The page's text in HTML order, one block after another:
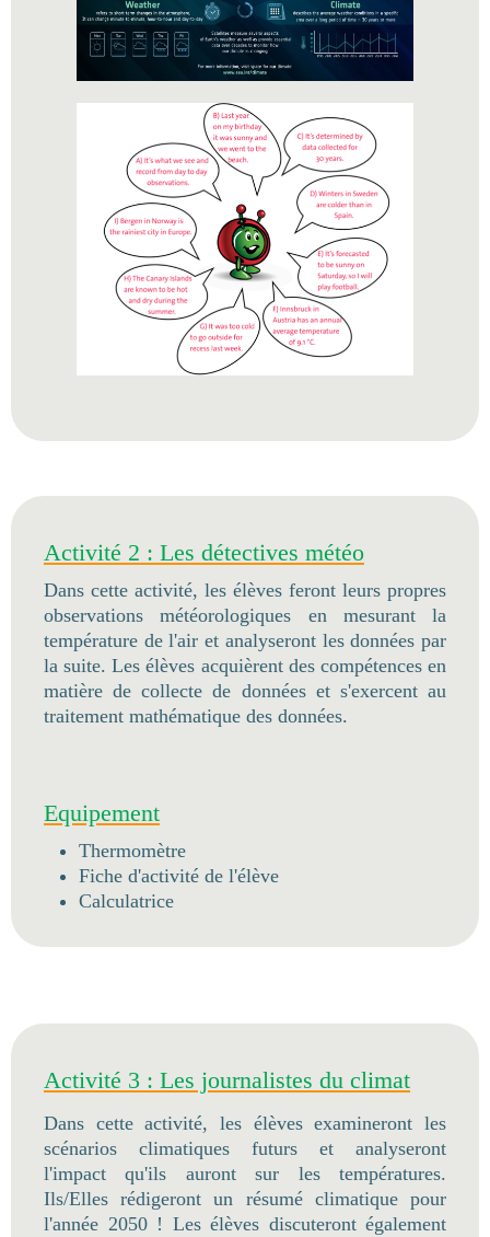
Activité 2 : Les détectives météo
Dans cette activité, les élèves feront leurs propres
observations météorologiques en mesurant la
température de l'air et analyseront les données par
la suite. Les élèves acquièrent des compétences en
matière de collecte de données et s'exercent au
traitement mathématique des données.
Equipement
Thermomètre
Fiche d'activité de l'élève
Calculatrice
Activité 3 : Les journalistes du climat
Dans cette activité, les élèves examineront les
scénarios climatiques futurs et analyseront
l'impact qu'ils auront sur les températures.
Ils/Elles rédigeront un résumé climatique pour
l'année 2050 ! Les élèves discuteront également